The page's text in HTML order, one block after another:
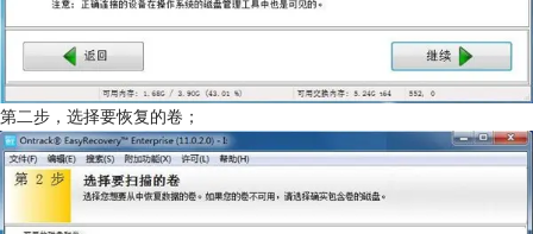
第二步，选择要恢复的卷；